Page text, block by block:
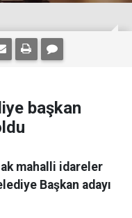
başkan
mahalli idareler
Başkan adayı